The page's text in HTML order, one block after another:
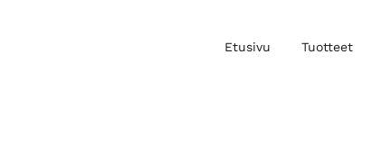
Etusivu Tuotteet